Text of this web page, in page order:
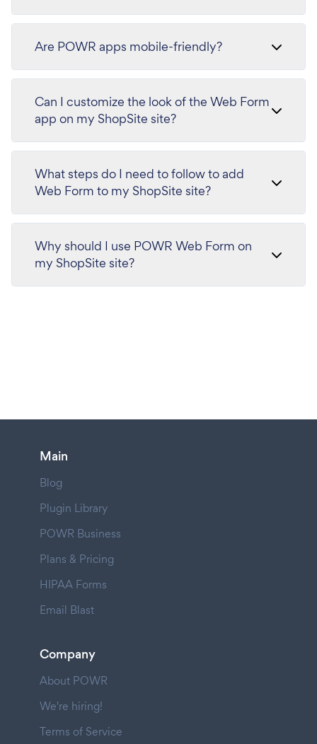
Are POWR apps mobile-friendly?
Can I customize the look of the Web Form
app on my ShopSite site?
What steps do I need to follow to add
Web Form to my ShopSite site?
Why should I use POWR Web Form on
my ShopSite site?
Main
Blog
Plugin Library
POWR Business
Plans & Pricing
HIPAA Forms
Email Blast
Company
About POWR
We're hiring!
Terms of Service